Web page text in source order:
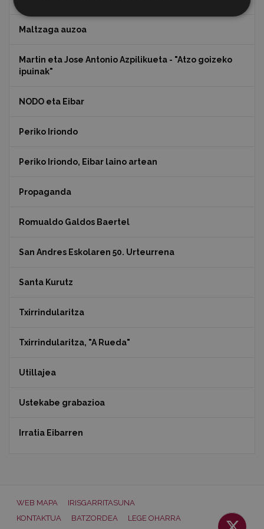
Maltzaga auzoa
Martin eta Jose Antonio Azpilikueta - "Atzo goizeko
ipuinak"
NODO eta Eibar
Periko Iriondo
Periko Iriondo, Eibar laino artean
Propaganda
Romualdo Galdos Baertel
San Andres Eskolaren 50. Urteurrena
Santa Kurutz
Txirrindularitza
Txirrindularitza, "A Rueda"
Utillajea
Ustekabe grabazioa
Irratia Eibarren
WEB MAPA
IRISGARRITASUNA
KONTAKTUA
BATZORDEA LEGE OHARRA